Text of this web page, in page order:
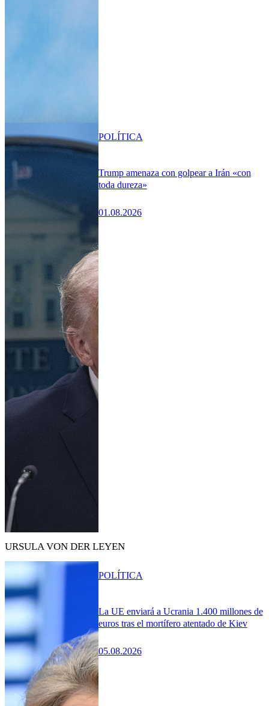
Trump amenaza con golpear a Irán «con
toda dureza»
01.08.2026
POLÍTICA
URSULA VON DER LEYEN
La UE enviará a Ucrania 1.400 millones de
euros tras el mortífero atentado de Kiev
05.08.2026
POLÍTICA